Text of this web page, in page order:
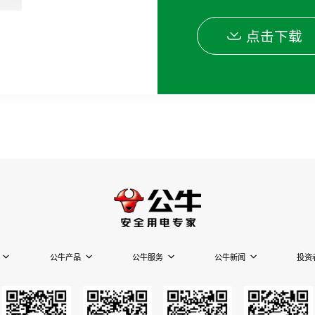
点击下载
公牛产品 公牛服务 公牛新闻 投资